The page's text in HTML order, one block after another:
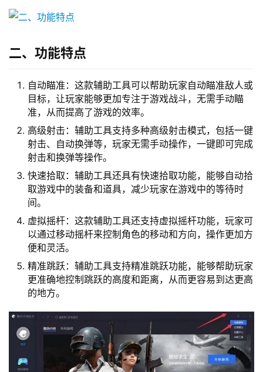
二、功能特点
自动瞄准：这款辅助工具可以帮助玩家自动瞄准敌人或
目标，让玩家能够更加专注于游戏战斗，无需手动瞄
准，从而提高了游戏的效率。
高级射击：辅助工具支持多种高级射击模式，包括一键
射击、自动换弹等，玩家无需手动操作，一键即可完成
射击和换弹等操作。
快速拾取：辅助工具还具有快速拾取功能，能够自动拾
取游戏中的装备和道具，减少玩家在游戏中的等待时
间。
虚拟摇杆：这款辅助工具还支持虚拟摇杆功能，玩家可
以通过移动摇杆来控制角色的移动和方向，操作更加方
便和灵活。
精准跳跃：辅助工具支持精准跳跃功能，能够帮助玩家
更准确地控制跳跃的高度和距离，从而更容易到达更高
的地方。